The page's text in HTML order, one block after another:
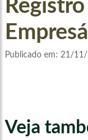
Publicado em: 21/11/
Veja